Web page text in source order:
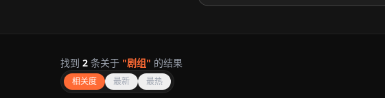
找到 2 条关于 "剧组" 的结果
相关度 最新 最热